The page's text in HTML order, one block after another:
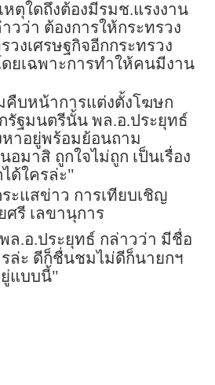
หตุใดถึงต้องมีรมช.แรงงาน
วว่า ต้องการให้กระทรวง
วงเศรษฐกิจอีกกระทรวง
ยเฉพาะการทำให้คนมีงาน
บหน้าการแต่งตั้งโฆษก
รัฐมนตรีนั้น พล.อ.ประยุทธ์
าอยู่พร้อมย้อนถาม
มาสิ ถูกใจไม่ถูก เป็นเรื่อง
ด้ใครล่ะ"
ะแสข่าว การเทียบเชิญ
รี เลขานุการ
พล.อ.ประยุทธ์ กล่าวว่า มีชื่อ
ล่ะ ดีก็ชื่นชมไม่ดีก็นายกฯ
แบบนี้"